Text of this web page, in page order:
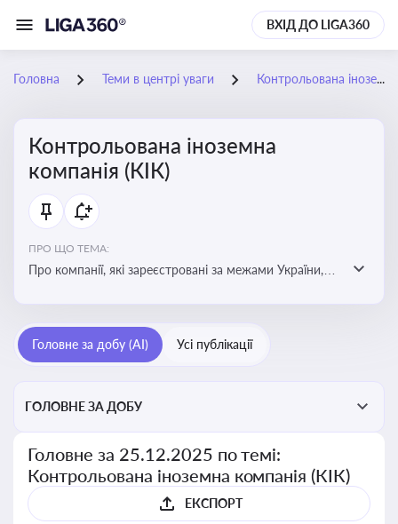
ВХІД ДО LIGA360
Головна Теми в центрі уваги Контрольована іноземна компанія (КІК)
Контрольована іноземна
компанія (КІК)
ПРО ЩО ТЕМА:
Про компанії, які зареєстровані за межами України,
органами України щодо своїх доходів і витрат
Головне за добу (AI) Усі публікації
ГОЛОВНЕ ЗА ДОБУ
Головне за 25.12.2025 по темі:
Контрольована іноземна компанія (КІК)
ЕКСПОРТ